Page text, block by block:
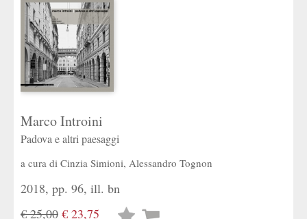
Marco Introini
Padova e altri paesaggi
a cura di Cinzia Simioni, Alessandro Tognon
2018, pp. 96, ill. bn
€ 25,00 € 23,75 Lista